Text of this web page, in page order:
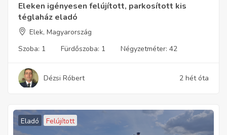
Eleken igényesen felújított, parkosított kis
téglaház eladó
Elek, Magyarország
Szoba: 1 Fürdőszoba: 1 Négyzetméter: 42
Dézsi Róbert 2 hét óta
Eladó Felújított